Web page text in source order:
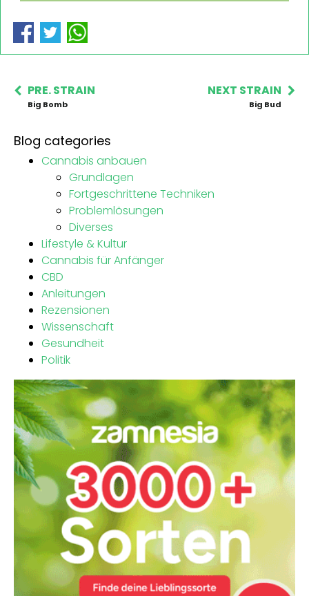
PRE. STRAIN
Big Bomb
NEXT STRAIN
Big Bud
Blog categories
Cannabis anbauen
Grundlagen
Fortgeschrittene Techniken
Problemlösungen
Diverses
Lifestyle & Kultur
Cannabis für Anfänger
CBD
Anleitungen
Rezensionen
Wissenschaft
Gesundheit
Politik